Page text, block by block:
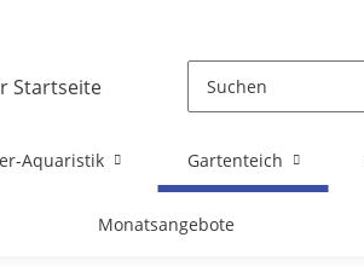
Aquaristik Gartenteich
Monatsangebote